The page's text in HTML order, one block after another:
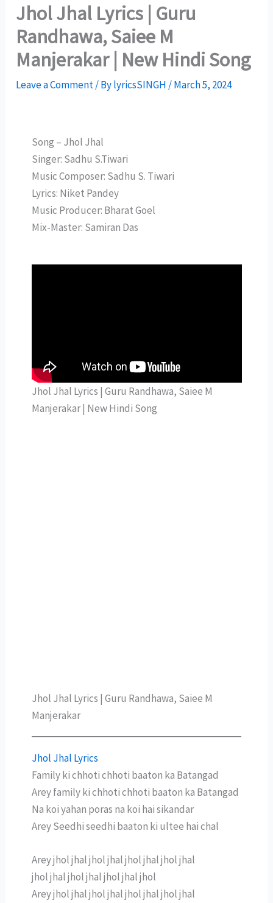
Jhol Jhal Lyrics | Guru
Randhawa, Saiee M
Manjerakar | New Hindi Song
Leave a Comment/ BylyricsSINGH /March 5, 2024
Song – Jhol Jhal
Singer: Sadhu S.Tiwari
Music Composer: Sadhu S. Tiwari
Lyrics: Niket Pandey
Music Producer: Bharat Goel
Mix-Master: Samiran Das
Jhol Jhal Lyrics | Guru Randhawa, Saiee M
Manjerakar | New Hindi Song
Jhol Jhal Lyrics | Guru Randhawa, Saiee M
Manjerakar
Jhol Jhal Lyrics
Family ki chhoti chhoti baaton ka Batangad
Arey family ki chhoti chhoti baaton ka Batangad
Na koi yahan poras na koi hai sikandar
Arey Seedhi seedhi baaton ki ultee hai chal
Arey jhol jhal jhol jhal jhol jhal jhol jhal
jhol jhal jhol jhal jhol jhal jhol
Arey jhol jhal jhol jhal jhol jhal jhol jhal